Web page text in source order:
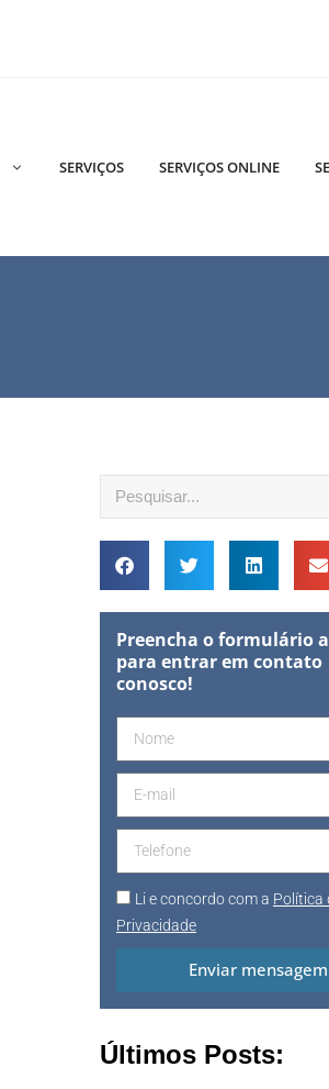
SERVIÇOS SERVIÇOS ONLINE
Preencha o formulário
para entrar em contato
conosco!
Li e concordo com a Política
Privacidade
Enviar mensagem
Últimos Posts: